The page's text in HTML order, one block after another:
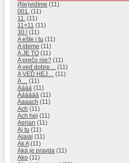
(Ne)vidíme (11)
001. (11)
11. (11)
11×11 (11)
30.! (11)
A ešte i tu (11)
A ideme (11)
A JE TO (11)
A prečo nie? (11)
A veď dobre… (11)
A VEĎ HEJ… (11)
A… (11)
Aááá (11)
Áááááá (11)
Aaaach (11)
Ach (11)
Ach hej (11)
Aerian (11)
Aj tu (11)
Ajajaj (11)
Ak A(11)
Aká je pravda (11)
Ako (11)